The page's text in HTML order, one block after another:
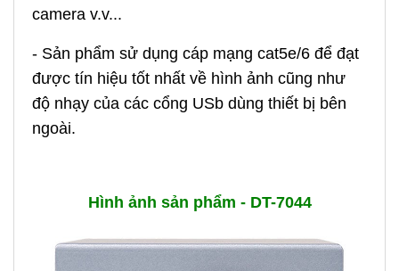
camera v.v...
- Sản phẩm sử dụng cáp mạng cat5e/6 để đạt
được tín hiệu tốt nhất về hình ảnh cũng như
độ nhạy của các cổng USb dùng thiết bị bên
ngoài.
Hình ảnh sản phẩm - DT-7044